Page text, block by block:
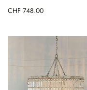
CHF 748.00